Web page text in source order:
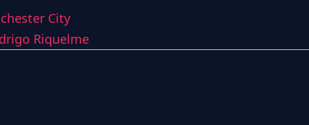
City
Riquelme